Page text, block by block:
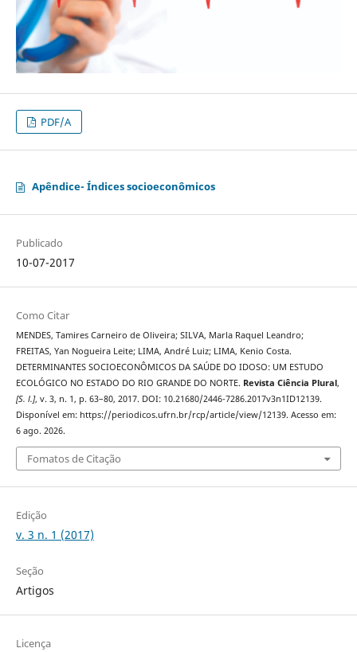
PDF/A
Apêndice- Índices socioeconômicos
Publicado
10-07-2017
Como Citar
MENDES, Tamires Carneiro de Oliveira; SILVA, Marla Raquel Leandro;
FREITAS, Yan Nogueira Leite; LIMA, André Luiz; LIMA, Kenio Costa.
DETERMINANTES SOCIOECONÔMICOS DA SAÚDE DO IDOSO: UM ESTUDO
ECOLÓGICO NO ESTADO DO RIO GRANDE DO NORTE. Revista Ciência Plural,
[S. l.], v. 3, n. 1, p. 63–80, 2017. DOI: 10.21680/2446-7286.2017v3n1ID12139.
Disponível em: https://periodicos.ufrn.br/rcp/article/view/12139. Acesso em:
6 ago. 2026.
Fomatos de Citação
Edição
v. 3 n. 1 (2017)
Seção
Artigos
Licença